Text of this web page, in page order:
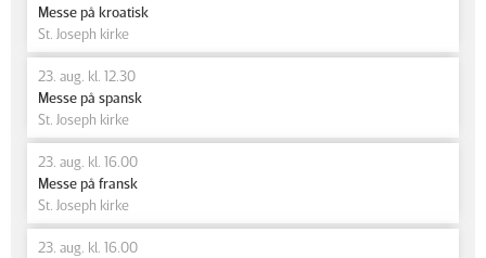
Messe på kroatisk
St. Joseph kirke
23. aug. kl. 12.30
Messe på spansk
St. Joseph kirke
23. aug. kl. 16.00
Messe på fransk
St. Joseph kirke
23. aug. kl. 16.00